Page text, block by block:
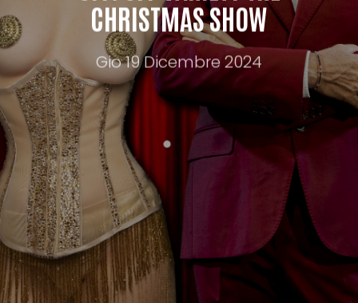
CHRISTMAS SHOW
Gio 19 Dicembre 2024